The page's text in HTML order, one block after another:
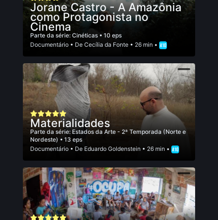
Jorane Castro - A Amazônia
como Protagonista no
Cinema
Parte da série: Cinéticas • 10 eps
Documentário • De Cecí­lia da Fonte • 26 min •
Materialidades
Parte da série: Estados da Arte - 2ª Temporada (Norte e
Nordeste) • 13 eps
Documentário • De Eduardo Goldenstein • 26 min •